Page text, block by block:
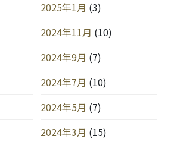
2025年1月 (3)
2024年11月 (10)
2024年9月 (7)
2024年7月 (10)
2024年5月 (7)
2024年3月 (15)